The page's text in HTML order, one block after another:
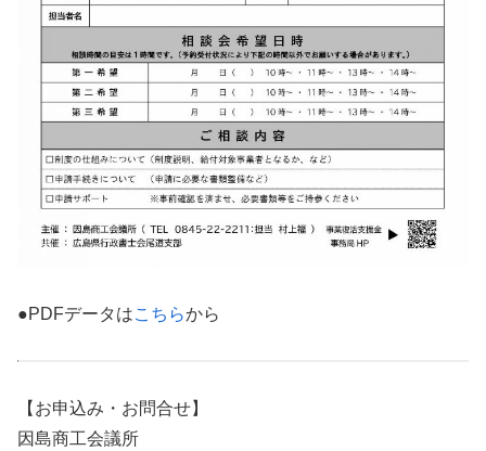
●PDFデータはこちらから
【お申込み・お問合せ】
因島商工会議所